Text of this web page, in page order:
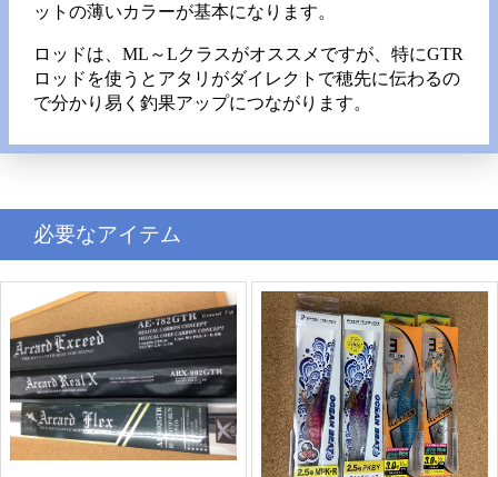
ットの薄いカラーが基本になります。
ロッドは、ML～Lクラスがオススメですが、特にGTR
ロッドを使うとアタリがダイレクトで穂先に伝わるの
で分かり易く釣果アップにつながります。
必要なアイテム